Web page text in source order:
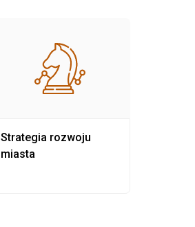
Strategia rozwoju
miasta